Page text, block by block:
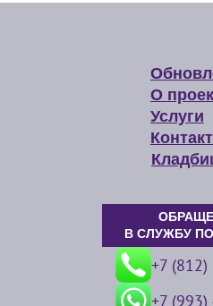
О
Услуги
В СЛУЖБУ
+7
+7